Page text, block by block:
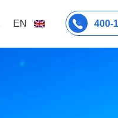
EN 400-